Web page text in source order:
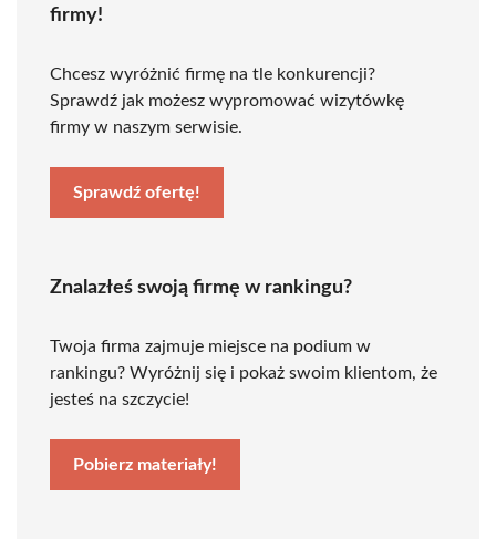
firmy!
Chcesz wyróżnić firmę na tle konkurencji?
Sprawdź jak możesz wypromować wizytówkę
firmy w naszym serwisie.
Sprawdź ofertę!
Znalazłeś swoją firmę w rankingu?
Twoja firma zajmuje miejsce na podium w
rankingu? Wyróżnij się i pokaż swoim klientom, że
jesteś na szczycie!
Pobierz materiały!